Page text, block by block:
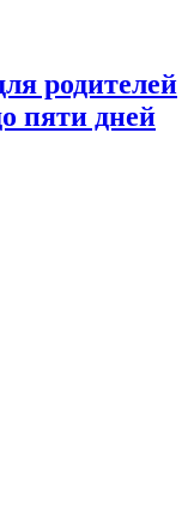
родителей
пяти дней